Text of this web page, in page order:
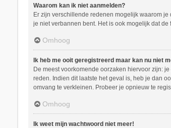
Waarom kan ik niet aanmelden?
Er zijn verschillende redenen mogelijk waarom
je niet verbannen bent. Het is ook mogelijk dat
Omhoog
Ik heb me ooit geregistreerd maar kan nu niet
De meest voorkomende oorzaken hiervoor zijn:
reden. Indien dit laatste het geval is, heb je dan
omvang te verkleinen. Probeer je opnieuw te
Omhoog
Ik weet mijn wachtwoord niet meer!